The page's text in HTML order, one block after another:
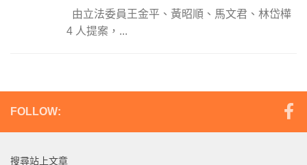
由立法委員王金平、黃昭順、馬文君、林岱樺
4 人提案，...
FOLLOW:
搜尋站上文章